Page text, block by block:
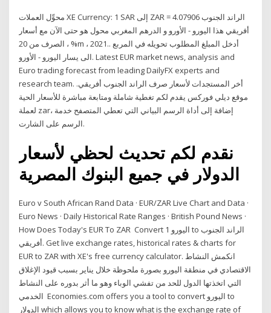
محوِّل العملات XE Currency: 1 SAR إلى ZAR = 4.07906 الراند الجنوب
أفريقي هذا اليورو - الأورو و الدرهم المغربي محول هو حتى الآن مع أسعار
الصرف من 20 ، %m ، 2021.. أدخل المبلغ المطلوب تحويله في المربع
الى يسار اليورو - الأورو. Latest EUR market news, analysis and
Euro trading forecast from leading DailyFX experts and
research team. أخر المستجدات لأسعار صرف الراند الجنوب أفريقي.
موقع ديلي فوركس يقدم لكم تغطية شاملة ومتابعة مباشرة للأسعار الحية
لعملة zar، إضافة إلى أداة الرسم البياني التي تعطي المتصفح خدمة
الرسم على الشارت.
نقدم لكم تحديث لحظي لأسعار
الدولار في جميع البنوك المصرية
Euro v South African Rand Data · EUR/ZAR Live Chart and Data ·
Euro News · Daily Historical Rate Ranges · British Pound News ·
How Does Today's EUR To ZAR Convert 1 اليورو to الراند الجنوب
أفريقي. Get live exchange rates, historical rates & charts for
EUR to ZAR with XE's free currency calculator. انكمش النشاط
الاقتصادي في منطقة اليورو بصورة ملحوظة خلال يناير بسبب قيود الإغلاق
التي اتخذتها الدول للحد من تفشي الوباء وهو ما أثر بدوره على النشاط
الخدمي Economies.com offers you a tool to convert اليورو to
الدولار which allows you to know what is the exchange rate of